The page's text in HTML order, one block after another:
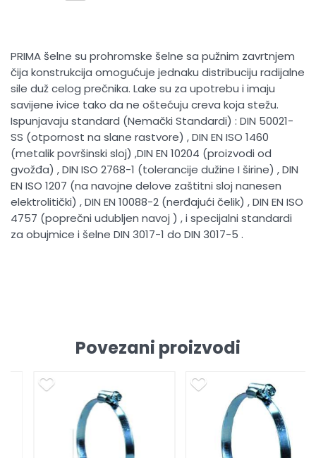
PRIMA šelne su prohromske šelne sa pužnim zavrtnjem
čija konstrukcija omogućuje jednaku distribuciju radijalne
sile duž celog prečnika. Lake su za upotrebu i imaju
savijene ivice tako da ne oštećuju creva koja stežu.
Ispunjavaju standard (Nemački Standardi) : DIN 50021-
SS (otpornost na slane rastvore) , DIN EN ISO 1460
(metalik površinski sloj) ,DIN EN 10204 (proizvodi od
gvožđa) , DIN ISO 2768-1 (tolerancije dužine I širine) , DIN
EN ISO 1207 (na navojne delove zaštitni sloj nanesen
elektrolitički) , DIN EN 10088-2 (nerđajući čelik) , DIN EN ISO
4757 (poprečni udubljen navoj ) , i specijalni standardi
za obujmice i šelne DIN 3017-1 do DIN 3017-5 .
Povezani proizvodi